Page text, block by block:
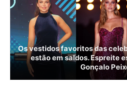
Os vestidos favoritos das
estão em saldos. Espreite
Gonçalo